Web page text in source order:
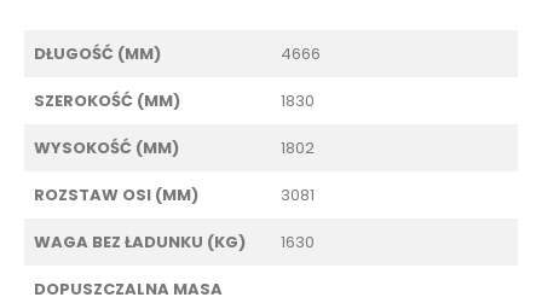
DŁUGOŚĆ (MM) 4666
SZEROKOŚĆ (MM) 1830
WYSOKOŚĆ (MM) 1802
ROZSTAW OSI (MM) 3081
WAGA BEZ ŁADUNKU (KG) 1630
DOPUSZCZALNA MASA